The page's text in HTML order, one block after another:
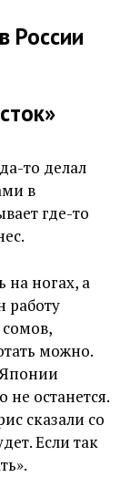
России
то делал
в
где-то
на ногах, а
работу
сомов,
можно.
останется.
сказали со
Если так